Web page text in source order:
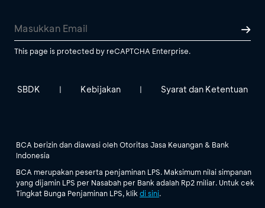
This page is protected by reCAPTCHA Enterprise.
SBDK | Kebijakan | Syarat dan Ketentuan
BCA berizin dan diawasi oleh Otoritas Jasa Keuangan & Bank
Indonesia
BCA merupakan peserta penjaminan LPS. Maksimum nilai simpanan
yang dijamin LPS per Nasabah per Bank adalah Rp2 miliar. Untuk cek
Tingkat Bunga Penjaminan LPS, klik di sini.